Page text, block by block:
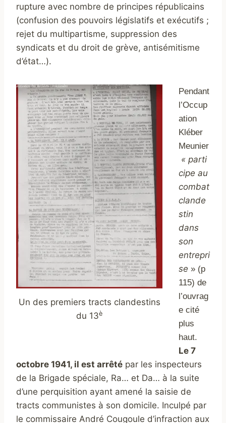
rupture avec nombre de principes républicains
(confusion des pouvoirs législatifs et exécutifs ;
rejet du multipartisme, suppression des
syndicats et du droit de grève, antisémitisme
d’état…).
Un des premiers tracts clandestins
du 13è
Pendant
l’Occup
ation
Kléber
Meunier
« parti
cipe au
combat
clande
stin
dans
son
entrepri
se » (p
115) de
l’ouvrag
e cité
plus
haut.
Le 7
octobre 1941, il est arrêté par les inspecteurs
de la Brigade spéciale, Ra… et Da… à la suite
d’une perquisition ayant amené la saisie de
tracts communistes à son domicile. Inculpé par
le commissaire André Cougoule d’infraction aux